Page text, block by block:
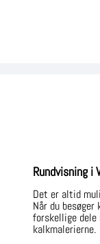
Rundvisning i
Det er altid
Når du
forskellige dele
kalkmalerierne.